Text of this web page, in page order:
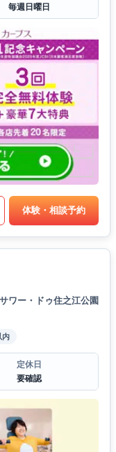
毎週日曜日
体験・相談予約
ワー・ドゥ住之江公園
内
定休日
要確認